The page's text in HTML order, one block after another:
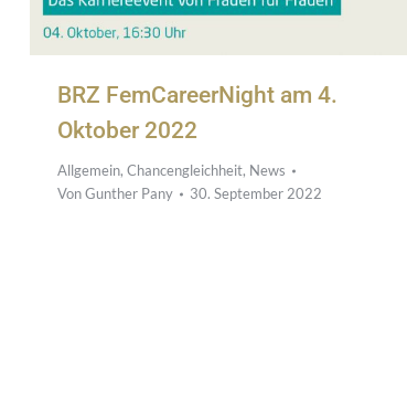
BRZ FemCareerNight am 4.
Oktober 2022
Allgemein, Chancengleichheit, News
VonGunther Pany 30. September 2022